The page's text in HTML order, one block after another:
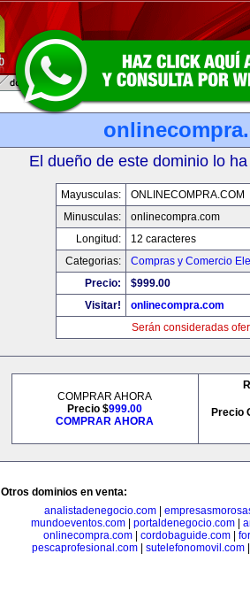
El dueño de este dominio lo
Mayusculas:
ONLINECOMPRA.COM
Minusculas:
onlinecompra.com
Longitud:
12 caracteres
Categorias:
Compras y Comercio
Precio:
$999.00
Visitar!
onlinecompra.com
Serán consideradas
COMPRAR AHORA
Precio $999.00
COMPRAR AHORA
Precio
Otros dominios en venta:
analistadenegocio.com
mundoeventos.com| portaldenegocio.com|
onlinecompra.com| cordobaguide.com|
pescaprofesional.com| sutelefonomovil.com